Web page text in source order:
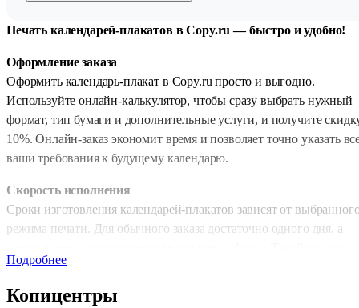
Печать календарей-плакатов в Copy.ru — быстро и удобно!
Оформление заказа
Оформить календарь-плакат в Copy.ru просто и выгодно.
Используйте онлайн-калькулятор, чтобы сразу выбрать нужный
формат, тип бумаги и дополнительные услуги, и получите
10%. Онлайн-заказ экономит время и позволяет точно указать
ваши требования к будущему календарю.
Скорость исполнения
Сроки изготовления календарей-плакатов зависят от
режима печати. Для обычного заказа достаточно одного дня, а
позволяет быстро получить готовый продукт, не теряя в
что особенно важно для корпоративных заказов и подарков к
праздникам.
Подробнее
Копицентры